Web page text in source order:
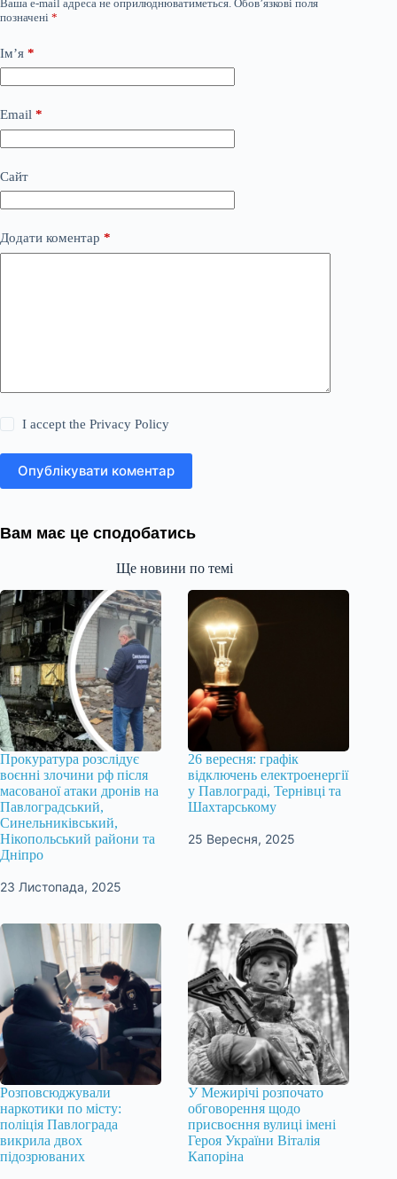
Ваша e-mail адреса не оприлюднюватиметься. Обов’язкові поля
позначені *
Ім’я *
Email *
Сайт
Додати коментар *
I accept thePrivacy Policy
Опублікувати коментар
Вам має це сподобатись
Ще новини по темі
Прокуратура розслідує
воєнні злочини рф після
масованої атаки дронів на
Павлоградський,
Синельниківський,
Нікопольський райони та
Дніпро
23 Листопада, 2025
26 вересня: графік
відключень електроенергії
у Павлограді, Тернівці та
Шахтарському
25 Вересня, 2025
Розповсюджували
наркотики по місту:
поліція Павлограда
викрила двох
підозрюваних
У Межирічі розпочато
обговорення щодо
присвоєння вулиці імені
Героя України Віталія
Капоріна